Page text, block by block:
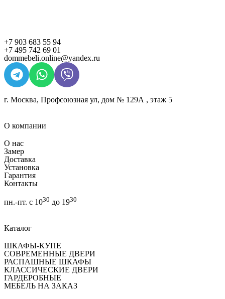
+7 903 683 55 94
+7 495 742 69 01
dommebeli.online@yandex.ru
г. Москва, Профсоюзная ул, дом № 129А , этаж 5
О компании
О нас
Замер
Доставка
Установка
Гарантия
Контакты
пн.-пт. с 1030 до 1930
Каталог
ШКАФЫ-КУПЕ
СОВРЕМЕННЫЕ ДВЕРИ
РАСПАШНЫЕ ШКАФЫ
КЛАССИЧЕСКИЕ ДВЕРИ
ГАРДЕРОБНЫЕ
МЕБЕЛЬ НА ЗАКАЗ